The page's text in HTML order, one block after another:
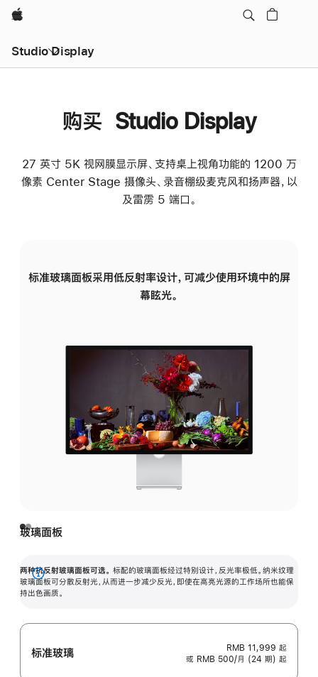
Apple
Studio Display
购买 Studio Display
27 英寸 5K 视网膜显示屏、支持桌上视角功能的 1200 万
像素 Center Stage 摄像头、录音棚级麦克风和扬声器，以
及雷雳 5 端口。
标准玻璃面板采用低反射率设计，可减少使用环境中的屏
幕眩光。
玻璃面板
两种抗反射玻璃面板可选。 标配的玻璃面板经过特别设计，反光率极低。纳米纹理
玻璃面板可分散反射光，从而进一步减少反光，即使在高亮光源的工作场所也能保
持出色画质。
展
开
标准玻璃 RMB 11,999 起
或 RMB 500/月 (24 期) 起